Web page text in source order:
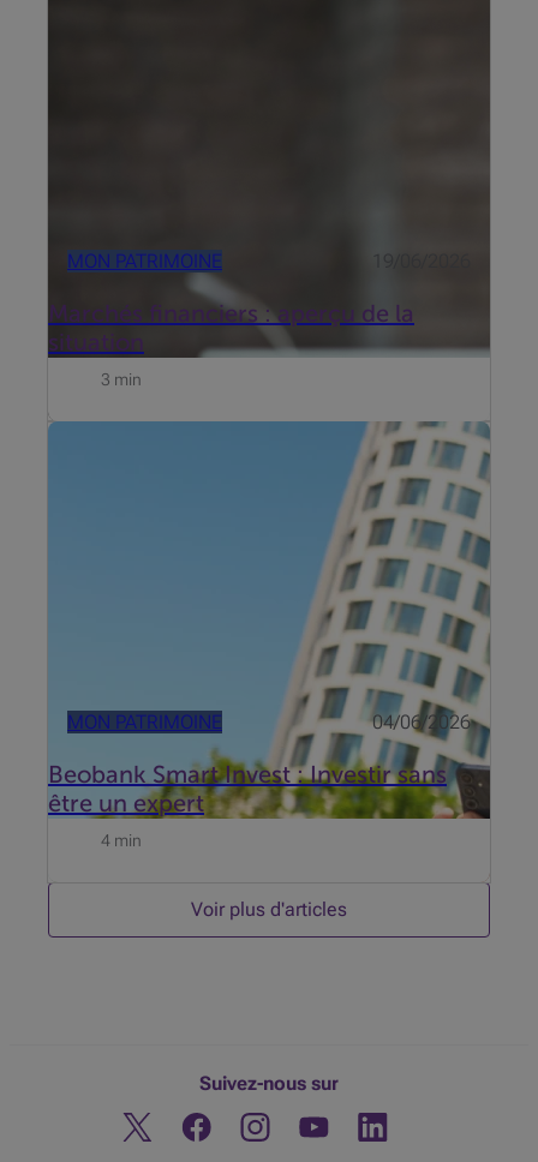
MON PATRIMOINE
Marchés financiers : aperçu de la
situation
3 min
MON PATRIMOINE 04/06/2026
Beobank Smart Invest : Investir sans
être un expert
Beobank s’est intéressé aux freins qui entourent
l’investissement et propose dès maintenant
Beobank Smart Invest. Découvrez le témoignage de
Roel de Buyser, Invest Advisory chez Beobank.
4 min
Voir plus d'articles
Suivez-nous sur
Twitter FacebookInstagramDécouvrez notre chaine
Linkedin